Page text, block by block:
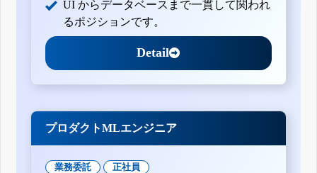
UI からデータベースまで一貫して関われ
るポジションです。
Detail
プロダクトMLエンジニア
業務委託 正社員